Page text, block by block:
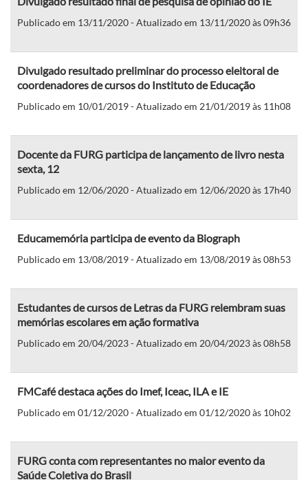
Publicado em 13/11/2020 - Atualizado em 13/11/2020 às 09h36
Divulgado resultado preliminar do processo eleitoral de
coordenadores de cursos do Instituto de Educação
Publicado em 10/01/2019 - Atualizado em 21/01/2019 às 11h08
Docente da FURG participa de lançamento de livro nesta
sexta, 12
Publicado em 12/06/2020 - Atualizado em 12/06/2020 às 17h40
Educamemória participa de evento da Biograph
Publicado em 13/08/2019 - Atualizado em 13/08/2019 às 08h53
Estudantes de cursos de Letras da FURG relembram suas
memórias escolares em ação formativa
Publicado em 20/04/2023 - Atualizado em 20/04/2023 às 08h58
FMCafé destaca ações do Imef, Iceac, ILA e IE
Publicado em 01/12/2020 - Atualizado em 01/12/2020 às 10h02
FURG conta com representantes no maior evento da
Saúde Coletiva do Brasil